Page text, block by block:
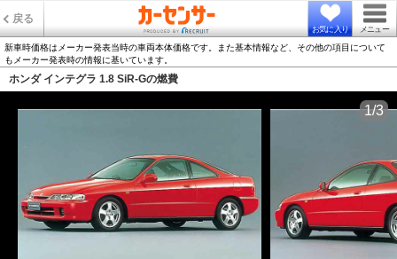
戻る
お気に入り メニュー
新車時価格はメーカー発表当時の車両本体価格です。また基本情報など、その他の項目について
もメーカー発表時の情報に基いています。
ホンダ インテグラ 1.8 SiR-Gの燃費
1/3